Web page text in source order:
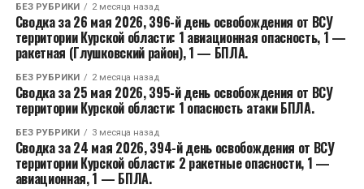
БЕЗ РУБРИКИ 2 месяца назад
Сводка за 26 мая 2026, 396-й день освобождения от ВСУ
территории Курской области: 1 авиационная опасность, 1 —
ракетная (Глушковский район), 1 — БПЛА.
БЕЗ РУБРИКИ 2 месяца назад
Сводка за 25 мая 2026, 395-й день освобождения от ВСУ
территории Курской области: 1 опасность атаки БПЛА.
БЕЗ РУБРИКИ 3 месяца назад
Сводка за 24 мая 2026, 394-й день освобождения от ВСУ
территории Курской области: 2 ракетные опасности, 1 —
авиационная, 1 — БПЛА.